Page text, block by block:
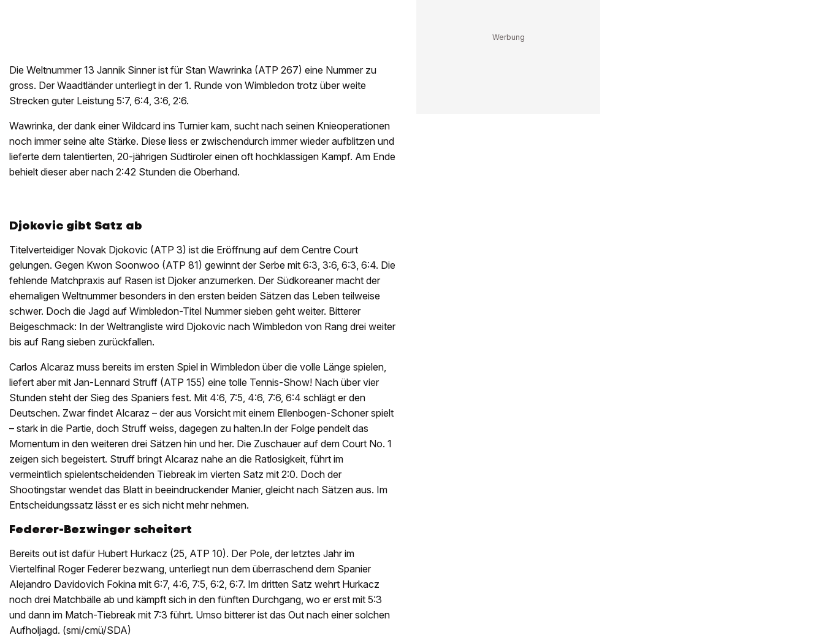
Die Weltnummer 13 Jannik Sinner ist für Stan Wawrinka (ATP 267) eine Nummer zu
gross. Der Waadtländer unterliegt in der 1. Runde von Wimbledon trotz über weite
Strecken guter Leistung 5:7, 6:4, 3:6, 2:6.
Wawrinka, der dank einer Wildcard ins Turnier kam, sucht nach seinen Knieoperationen
noch immer seine alte Stärke. Diese liess er zwischendurch immer wieder aufblitzen und
lieferte dem talentierten, 20-jährigen Südtiroler einen oft hochklassigen Kampf. Am Ende
behielt dieser aber nach 2:42 Stunden die Oberhand.
Djokovic gibt Satz ab
Titelverteidiger Novak Djokovic (ATP 3) ist die Eröffnung auf dem Centre Court
gelungen. Gegen Kwon Soonwoo (ATP 81) gewinnt der Serbe mit 6:3, 3:6, 6:3, 6:4. Die
fehlende Matchpraxis auf Rasen ist Djoker anzumerken. Der Südkoreaner macht der
ehemaligen Weltnummer besonders in den ersten beiden Sätzen das Leben teilweise
schwer. Doch die Jagd auf Wimbledon-Titel Nummer sieben geht weiter. Bitterer
Beigeschmack: In der Weltrangliste wird Djokovic nach Wimbledon von Rang drei weiter
bis auf Rang sieben zurückfallen.
Carlos Alcaraz muss bereits im ersten Spiel in Wimbledon über die volle Länge spielen,
liefert aber mit Jan-Lennard Struff (ATP 155) eine tolle Tennis-Show! Nach über vier
Stunden steht der Sieg des Spaniers fest. Mit 4:6, 7:5, 4:6, 7:6, 6:4 schlägt er den
Deutschen. Zwar findet Alcaraz – der aus Vorsicht mit einem Ellenbogen-Schoner spielt
– stark in die Partie, doch Struff weiss, dagegen zu halten.In der Folge pendelt das
Momentum in den weiteren drei Sätzen hin und her. Die Zuschauer auf dem Court No. 1
zeigen sich begeistert. Struff bringt Alcaraz nahe an die Ratlosigkeit, führt im
vermeintlich spielentscheidenden Tiebreak im vierten Satz mit 2:0. Doch der
Shootingstar wendet das Blatt in beeindruckender Manier, gleicht nach Sätzen aus. Im
Entscheidungssatz lässt er es sich nicht mehr nehmen.
Federer-Bezwinger scheitert
Bereits out ist dafür Hubert Hurkacz (25, ATP 10). Der Pole, der letztes Jahr im
Viertelfinal Roger Federer bezwang, unterliegt nun dem überraschend dem Spanier
Alejandro Davidovich Fokina mit 6:7, 4:6, 7:5, 6:2, 6:7. Im dritten Satz wehrt Hurkacz
noch drei Matchbälle ab und kämpft sich in den fünften Durchgang, wo er erst mit 5:3
und dann im Match-Tiebreak mit 7:3 führt. Umso bitterer ist das Out nach einer solchen
Aufholjagd. (smi/cmü/SDA)